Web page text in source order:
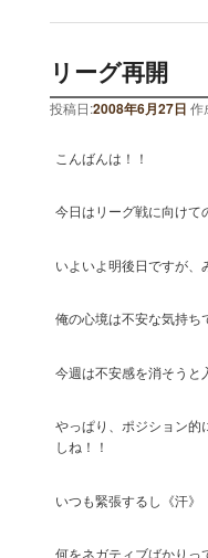
リーグ再開
投稿日:2008年6月27日 作
こんばんは！！
今日はリーグ戦に向けて
いよいよ明後日ですが、
俺の心境は不安な気持ち
今週は不安感を消そうと
やっぱり、ポジション的
しね！！
いつも緊張するし《汗》
何をネガティブばかりっ